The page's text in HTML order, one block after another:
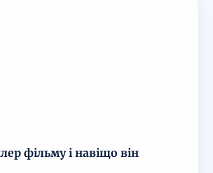
фільму і навіщо він